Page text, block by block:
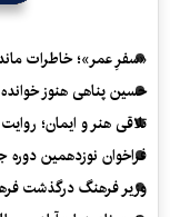
«سفرِ عمر»؛ خاطرات
حسین پناهی هنوز
تلاقی هنر و ایمان؛
فراخوان نوزدهمین
وزیر فرهنگ درگذشت